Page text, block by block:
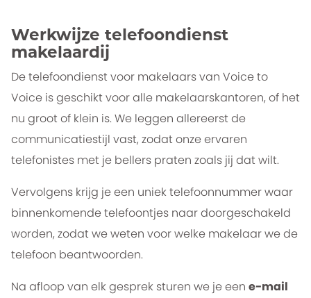
Werkwijze telefoondienst
makelaardij
De telefoondienst voor makelaars van Voice to
Voice is geschikt voor alle makelaarskantoren, of het
nu groot of klein is. We leggen allereerst de
communicatiestijl vast, zodat onze ervaren
telefonistes met je bellers praten zoals jij dat wilt.
Vervolgens krijg je een uniek telefoonnummer waar
binnenkomende telefoontjes naar doorgeschakeld
worden, zodat we weten voor welke makelaar we de
telefoon beantwoorden.
Na afloop van elk gesprek sturen we je een e-mail